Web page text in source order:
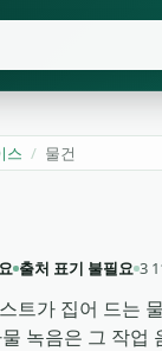
스 / 물건
출처 표기 불필요 3
트가 집어 드는
녹음은 그 작